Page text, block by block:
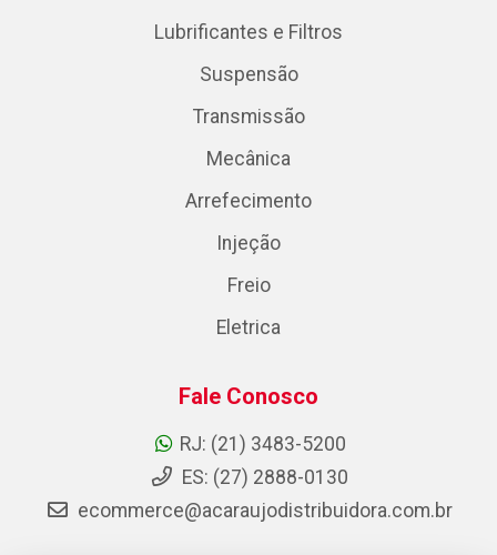
Lubrificantes e Filtros
Suspensão
Transmissão
Mecânica
Arrefecimento
Injeção
Freio
Eletrica
Fale Conosco
RJ: (21) 3483-5200
ES: (27) 2888-0130
ecommerce@acaraujodistribuidora.com.br